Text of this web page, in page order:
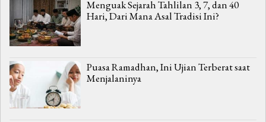
Menguak Sejarah Tahlilan 3, 7, dan 40
Hari, Dari Mana Asal Tradisi Ini?
Puasa Ramadhan, Ini Ujian Terberat saat
Menjalaninya